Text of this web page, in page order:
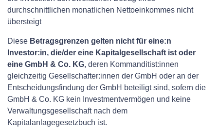
durchschnittlichen monatlichen Nettoeinkommes nicht
übersteigt
Diese Betragsgrenzen gelten nicht für eine:n
Investor:in, die/der eine Kapitalgesellschaft ist oder
eine GmbH & Co. KG, deren Kommanditist:innen
gleichzeitig Gesellschafter:innen der GmbH oder an der
Entscheidungsfindung der GmbH beteiligt sind, sofern die
GmbH & Co. KG kein Investmentvermögen und keine
Verwaltungsgesellschaft nach dem
Kapitalanlagegesetzbuch ist.